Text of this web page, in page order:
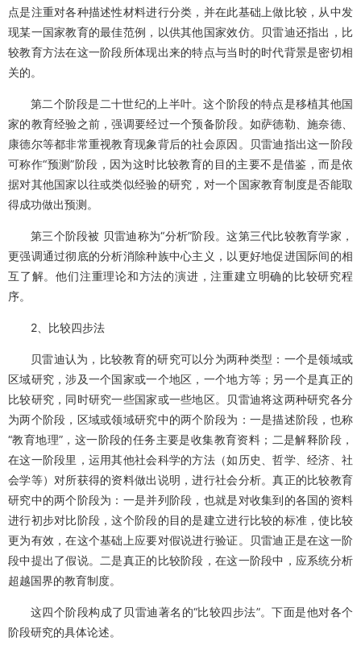
点是注重对各种描述性材料进行分类，并在此基础上做比较，从中发
现某一国家教育的最佳范例，以供其他国家效仿。贝雷迪还指出，比
较教育方法在这一阶段所体现出来的特点与当时的时代背景是密切相
关的。
第二个阶段是二十世纪的上半叶。这个阶段的特点是移植其他国
家的教育经验之前，强调要经过一个预备阶段。如萨德勒、施奈德、
康德尔等都非常重视教育现象背后的社会原因。贝雷迪指出这一阶段
可称作“预测”阶段，因为这时比较教育的目的主要不是借鉴，而是依
据对其他国家以往或类似经验的研究，对一个国家教育制度是否能取
得成功做出预测。
第三个阶段被 贝雷迪称为“分析”阶段。这第三代比较教育学家，
更强调通过彻底的分析消除种族中心主义，以更好地促进国际间的相
互了解。他们注重理论和方法的演进，注重建立明确的比较研究程
序。
2、比较四步法
贝雷迪认为，比较教育的研究可以分为两种类型：一个是领域或
区域研究，涉及一个国家或一个地区，一个地方等；另一个是真正的
比较研究，同时研究一些国家或一些地区。贝雷迪将这两种研究各分
为两个阶段，区域或领域研究中的两个阶段为：一是描述阶段，也称
“教育地理”，这一阶段的任务主要是收集教育资料；二是解释阶段，
在这一阶段里，运用其他社会科学的方法（如历史、哲学、经济、社
会学等）对所获得的资料做出说明，进行社会分析。真正的比较教育
研究中的两个阶段为：一是并列阶段，也就是对收集到的各国的资料
进行初步对比阶段，这个阶段的目的是建立进行比较的标准，使比较
更为有效，在这个基础上应要对假说进行验证。贝雷迪正是在这一阶
段中提出了假说。二是真正的比较阶段，在这一阶段中，应系统分析
超越国界的教育制度。
这四个阶段构成了贝雷迪著名的“比较四步法”。下面是他对各个
阶段研究的具体论述。